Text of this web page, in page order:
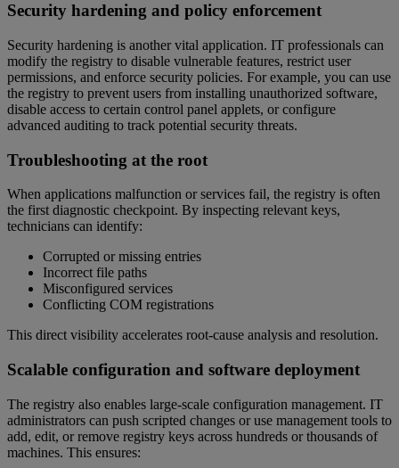
Security hardening and policy enforcement
Security hardening is another vital application. IT professionals can
modify the registry to disable vulnerable features, restrict user
permissions, and enforce security policies. For example, you can use
the registry to prevent users from installing unauthorized software,
disable access to certain control panel applets, or configure
advanced auditing to track potential security threats.
Troubleshooting at the root
When applications malfunction or services fail, the registry is often
the first diagnostic checkpoint. By inspecting relevant keys,
technicians can identify:
Corrupted or missing entries
Incorrect file paths
Misconfigured services
Conflicting COM registrations
This direct visibility accelerates root-cause analysis and resolution.
Scalable configuration and software deployment
The registry also enables large-scale configuration management. IT
administrators can push scripted changes or use management tools to
add, edit, or remove registry keys across hundreds or thousands of
machines. This ensures: